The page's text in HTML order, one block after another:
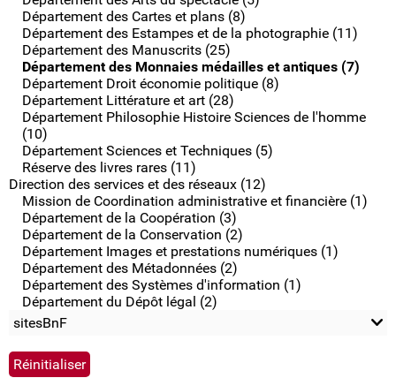
Département des Cartes et plans (8)
Département des Estampes et de la photographie (11)
Département des Manuscrits (25)
Département des Monnaies médailles et antiques (7)
Département Droit économie politique (8)
Département Littérature et art (28)
Département Philosophie Histoire Sciences de l'homme
(10)
Département Sciences et Techniques (5)
Réserve des livres rares (11)
Direction des services et des réseaux (12)
Mission de Coordination administrative et financière (1)
Département de la Coopération (3)
Département de la Conservation (2)
Département Images et prestations numériques (1)
Département des Métadonnées (2)
Département des Systèmes d'information (1)
Département du Dépôt légal (2)
sitesBnF